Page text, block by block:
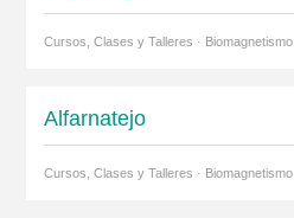
Cursos, Clases y Talleres · Biomagnetismo
Alfarnatejo
Cursos, Clases y Talleres · Biomagnetismo